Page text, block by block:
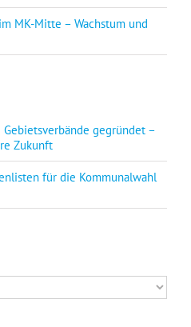
MK-Mitte – Wachstum und
gegründet –
Zukunft
für die Kommunalwahl